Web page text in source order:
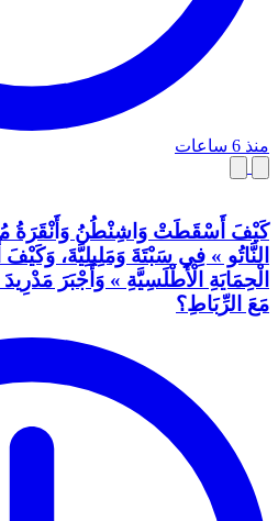
منذ 6 ساعات
كَيْفَ أَسْقَطَتْ وَاشِنْطُنُ وَأَنْقَرَةُ
النَّاتُو » فِي سَبْتَةَ وَمَلِيلِيَّةَ،
الْحِمَايَةِ الْأَطْلَسِيَّةِ » وَأَجْبَرَ
مَعَ الرِّبَاطِ؟